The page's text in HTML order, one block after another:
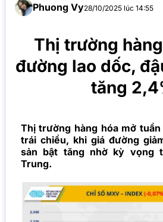
Phuong Vy28/10/2025 lúc 14:55
Thị trường
đường lao dốc,
tăng
Thị trường hàng hóa mở
trái chiều, khi giá đường
sản bật tăng nhờ kỳ vọng
Trung.